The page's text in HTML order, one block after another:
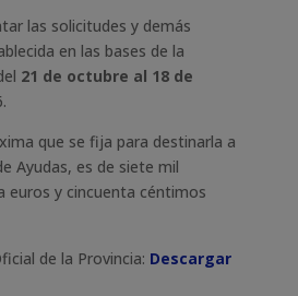
las solicitudes y demás
en las bases de la
21 de octubre al 18 de
que se fija para destinarla a
Ayudas, es de siete mil
euros y cincuenta céntimos
de la Provincia: Descargar